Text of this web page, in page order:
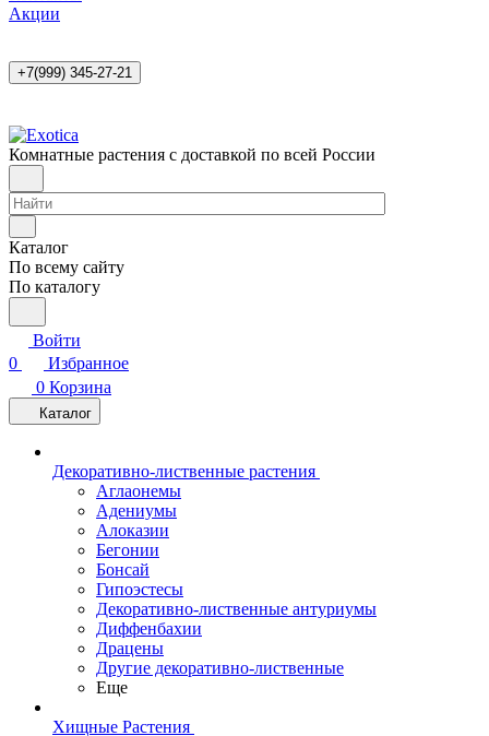
Акции
+7(999) 345-27-21
Комнатные растения с доставкой по всей России
Каталог
По всему сайту
По каталогу
Войти
0
Избранное
0 Корзина
Каталог
Декоративно-лиственные растения
Аглаонемы
Адениумы
Алоказии
Бегонии
Бонсай
Гипоэстесы
Декоративно-лиственные антуриумы
Диффенбахии
Драцены
Другие декоративно-лиственные
Еще
Хищные Растения